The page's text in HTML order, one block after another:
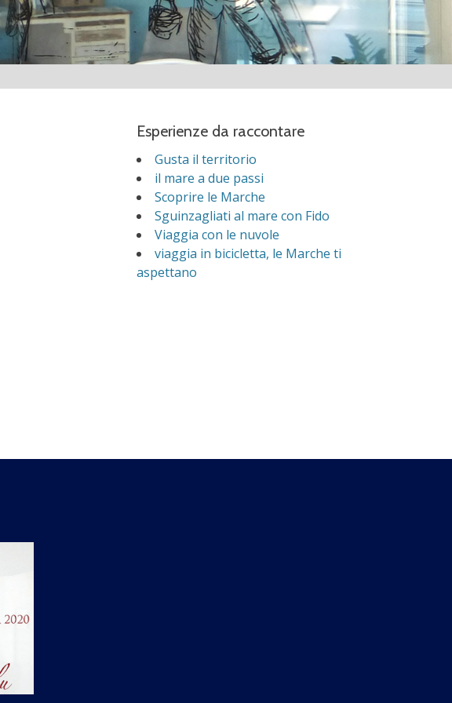
Esperienze da raccontare
Gusta il territorio
il mare a due passi
Scoprire le Marche
Sguinzagliati al mare con Fido
Viaggia con le nuvole
viaggia in bicicletta, le Marche ti
aspettano